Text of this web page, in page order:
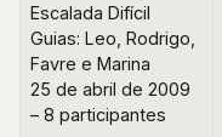
Escalada Difícil
Guias: Leo, Rodrigo,
Favre e Marina
25 de abril de 2009
– 8 participantes